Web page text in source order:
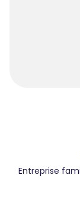
Entreprise